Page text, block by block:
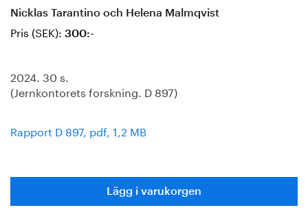
Nicklas Tarantino och Helena Malmqvist
Pris (SEK): 300:-
2024. 30 s.
(Jernkontorets forskning. D 897)
Rapport D 897, pdf, 1,2 MB
Lägg i varukorgen